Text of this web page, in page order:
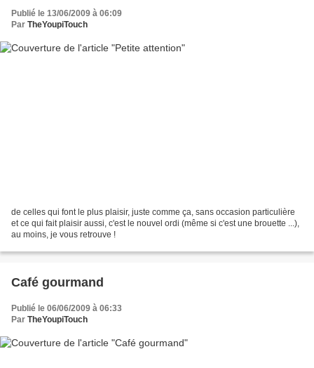
Publié le 13/06/2009 à 06:09
Par TheYoupiTouch
de celles qui font le plus plaisir, juste comme ça, sans occasion particulière
et ce qui fait plaisir aussi, c'est le nouvel ordi (même si c'est une brouette ...),
au moins, je vous retrouve !
Café gourmand
Publié le 06/06/2009 à 06:33
Par TheYoupiTouch